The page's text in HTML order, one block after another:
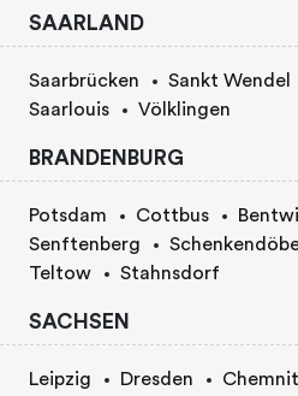
SAARLAND
Saarbrücken Sankt Wendel
Saarlouis
Völklingen
BRANDENBURG
Potsdam Cottbus
Senftenberg
Teltow
Stahnsdorf
SACHSEN
Leipzig Dresden